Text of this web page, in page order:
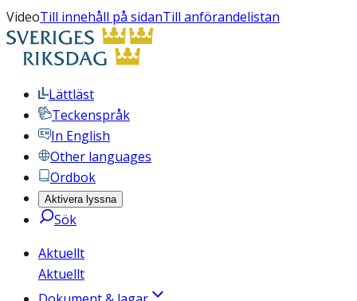
VideoTill innehåll på sidanTill anförandelistan
Lättläst
Teckenspråk
In English
Other languages
Ordbok
Aktivera lyssna
Sök
Aktuellt
Aktuellt